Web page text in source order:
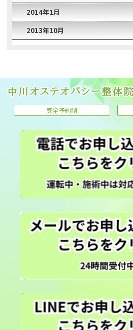
2014年1月
2013年10月
完全予約制